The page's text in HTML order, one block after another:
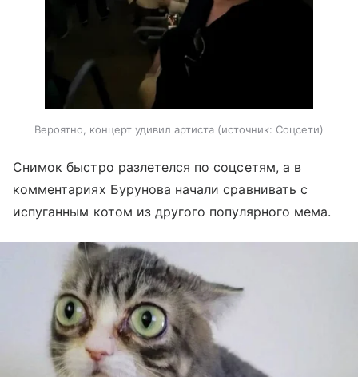
Вероятно, концерт удивил артиста источник: Соцсети
Снимок быстро разлетелся по соцсетям, а в
комментариях Бурунова начали сравнивать с
испуганным котом из другого популярного мема.